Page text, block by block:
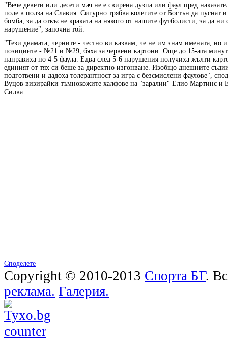
"Вече девети или десети мач не е свирена дузпа или фаул пред
поле в полза на Славия. Сигурно трябва колегите от Бостън да пуснат
бомба, за да откъсне краката на някого от нашите футболисти, за да ни
нарушение", започна той.
"Тези двамата, черните - честно ви казвам, че не им знам имената, но
позициите - №21 и №29, бяха за червени картони. Още до 15-ата
направиха по 4-5 фаула. Едва след 5-6 нарушения получиха жълти
единият от тях си беше за директно изгонване. Изобщо днешните
подготвени и дадоха толерантност за игра с безсмислени фаулове",
Вуцов визирайки тъмнокожите халфове на "заралии" Елио Мартинс и
Силва.
Споделете
Copyright © 2010-2013 Спорта БГ.
реклама. Галерия.